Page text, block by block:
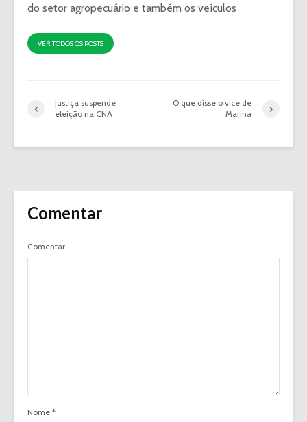
do setor agropecuário e também os veículos
VER TODOS OS POSTS
Justiça suspende
eleição na CNA
O que disse o vice de
Marina
Comentar
Comentar
Nome *